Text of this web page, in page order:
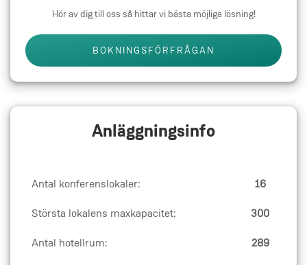
Hör av dig till oss så hittar vi bästa möjliga lösning!
BOKNINGSFÖRFRÅGAN
Anläggningsinfo
Antal konferenslokaler: 16
Största lokalens maxkapacitet: 300
Antal hotellrum: 289